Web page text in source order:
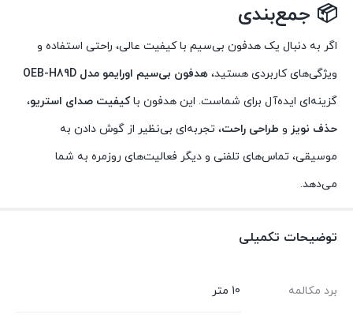
📦 جمع‌بندی
اگر به دنبال یک هدفون بی‌سیم با کیفیت عالی، راحتی استفاده و
ویژگی‌های کاربردی هستید، هدفون بی‌سیم اورایمو مدل OEB-H89D
گزینه‌ای ایده‌آل برای شماست. این هدفون باکیفیت صدای استریو،
حذف نویز و طراحی راحت، تجربه‌ای بی‌نظیر از گوش دادن به
موسیقی، تماس‌های تلفنی و دیگر فعالیت‌های روزمره به شما
می‌دهد.
توضیحات تکمیلی
برد مکالمه 10 متر